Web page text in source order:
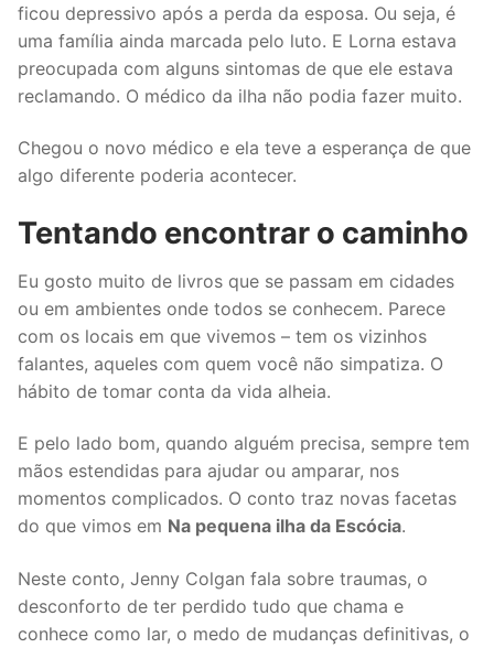
ficou depressivo após a perda da esposa. Ou seja, é
uma família ainda marcada pelo luto. E Lorna estava
preocupada com alguns sintomas de que ele estava
reclamando. O médico da ilha não podia fazer muito.
Chegou o novo médico e ela teve a esperança de que
algo diferente poderia acontecer.
Tentando encontrar o caminho
Eu gosto muito de livros que se passam em cidades
ou em ambientes onde todos se conhecem. Parece
com os locais em que vivemos – tem os vizinhos
falantes, aqueles com quem você não simpatiza. O
hábito de tomar conta da vida alheia.
E pelo lado bom, quando alguém precisa, sempre tem
mãos estendidas para ajudar ou amparar, nos
momentos complicados. O conto traz novas facetas
do que vimos em Na pequena ilha da Escócia.
Neste conto, Jenny Colgan fala sobre traumas, o
desconforto de ter perdido tudo que chama e
conhece como lar, o medo de mudanças definitivas, o